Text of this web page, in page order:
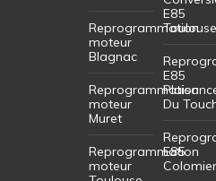
Reprogrammation
moteur
Blagnac
Reprogrammation
moteur
Muret
Reprogrammation
moteur
E85
Toulouse
E85
Du
E85